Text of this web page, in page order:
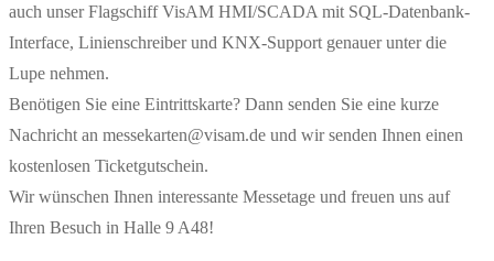
auch unser Flagschiff VisAM HMI/SCADA mit SQL-Datenbank-
Interface, Linienschreiber und KNX-Support genauer unter die
Lupe nehmen.
Benötigen Sie eine Eintrittskarte? Dann senden Sie eine kurze
Nachricht an messekarten@visam.de und wir senden Ihnen einen
kostenlosen Ticketgutschein.
Wir wünschen Ihnen interessante Messetage und freuen uns auf
Ihren Besuch in Halle 9 A48!